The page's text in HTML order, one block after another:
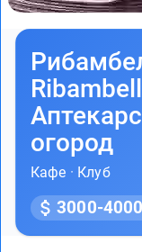
огород
Кафе · Клуб
3000-